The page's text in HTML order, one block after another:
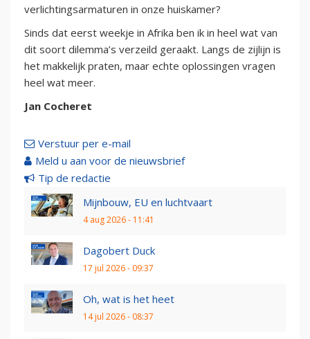
verlichtingsarmaturen in onze huiskamer?
Sinds dat eerst weekje in Afrika ben ik in heel wat van
dit soort dilemma’s verzeild geraakt. Langs de zijlijn is
het makkelijk praten, maar echte oplossingen vragen
heel wat meer.
Jan Cocheret
Verstuur per e-mail
Meld u aan voor de nieuwsbrief
Tip de redactie
Mijnbouw, EU en luchtvaart
4 aug 2026 - 11:41
Dagobert Duck
17 jul 2026 - 09:37
Oh, wat is het heet
14 jul 2026 - 08:37